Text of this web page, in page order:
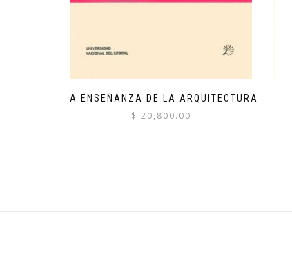
LA ENSEÑANZA DE LA ARQUITECTURA
$ 20,800.00